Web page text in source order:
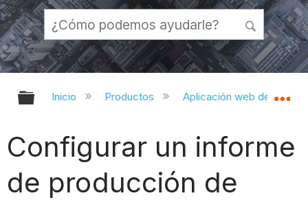
Expandir/contraer jerarquía global
Inicio Productos Aplicación web de
Configurar un informe
de producción de